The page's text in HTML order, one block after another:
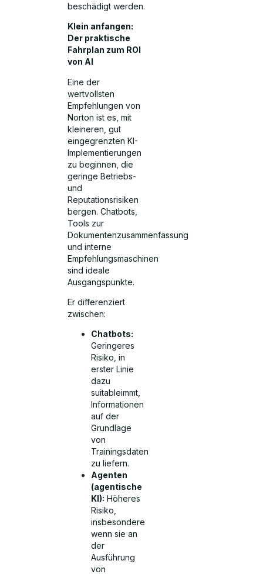
beschädigt werden.
Klein anfangen:
Der praktische
Fahrplan zum ROI
von AI
Eine der
wertvollsten
Empfehlungen von
Norton ist es, mit
kleineren, gut
eingegrenzten KI-
Implementierungen
zu beginnen, die
geringe Betriebs-
und
Reputationsrisiken
bergen. Chatbots,
Tools zur
Dokumentenzusammenfassung
und interne
Empfehlungsmaschinen
sind ideale
Ausgangspunkte.
Er differenziert
zwischen:
Chatbots:
Geringeres
Risiko, in
erster Linie
dazu
suitableimmt,
Informationen
auf der
Grundlage
von
Trainingsdaten
zu liefern.
Agenten
(agentische
KI): Höheres
Risiko,
insbesondere
wenn sie an
der
Ausführung
von